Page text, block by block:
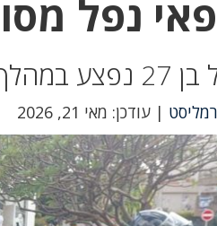
נפל
בינוני לרמב”ם
| עודכן: מאי 21, 2026